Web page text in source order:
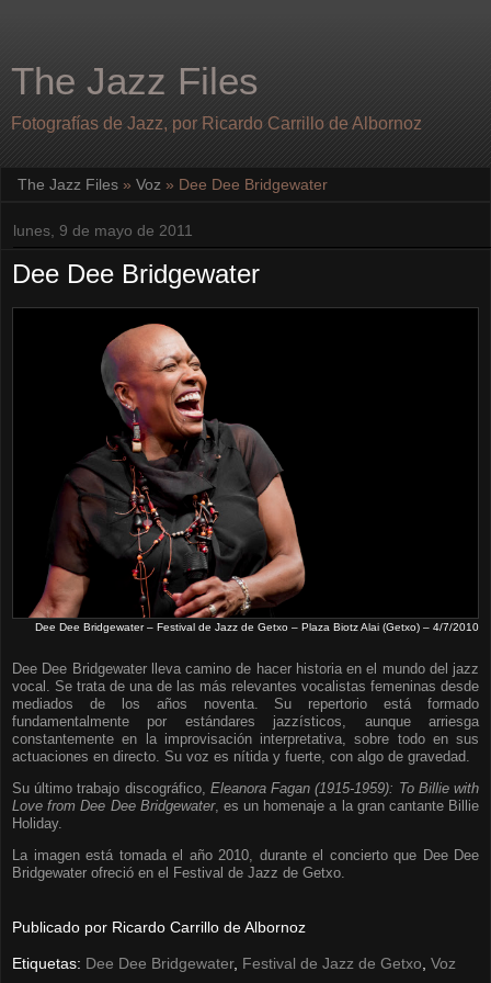
The Jazz Files
Fotografías de Jazz, por Ricardo Carrillo de Albornoz
The Jazz Files » Voz » Dee Dee Bridgewater
lunes, 9 de mayo de 2011
Dee Dee Bridgewater
Dee Dee Bridgewater – Festival de Jazz de Getxo – Plaza Biotz Alai (Getxo) – 4/7/2010
Dee Dee Bridgewater lleva camino de hacer historia en el mundo del jazz
vocal. Se trata de una de las más relevantes vocalistas femeninas desde
mediados de los años noventa. Su repertorio está formado
fundamentalmente por estándares jazzísticos, aunque arriesga
constantemente en la improvisación interpretativa, sobre todo en sus
actuaciones en directo. Su voz es nítida y fuerte, con algo de gravedad.
Su último trabajo discográfico, Eleanora Fagan (1915-1959): To Billie with
Love from Dee Dee Bridgewater, es un homenaje a la gran cantante Billie
Holiday.
La imagen está tomada el año 2010, durante el concierto que Dee Dee
Bridgewater ofreció en el Festival de Jazz de Getxo.
Publicado por Ricardo Carrillo de Albornoz
Etiquetas: Dee Dee Bridgewater, Festival de Jazz de Getxo Voz